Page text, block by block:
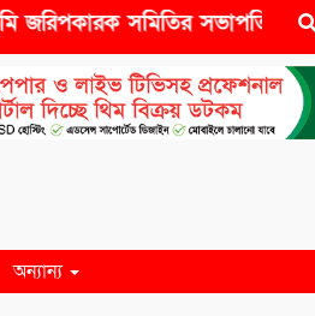
সমিতির সভাপতি
অন্যান্য